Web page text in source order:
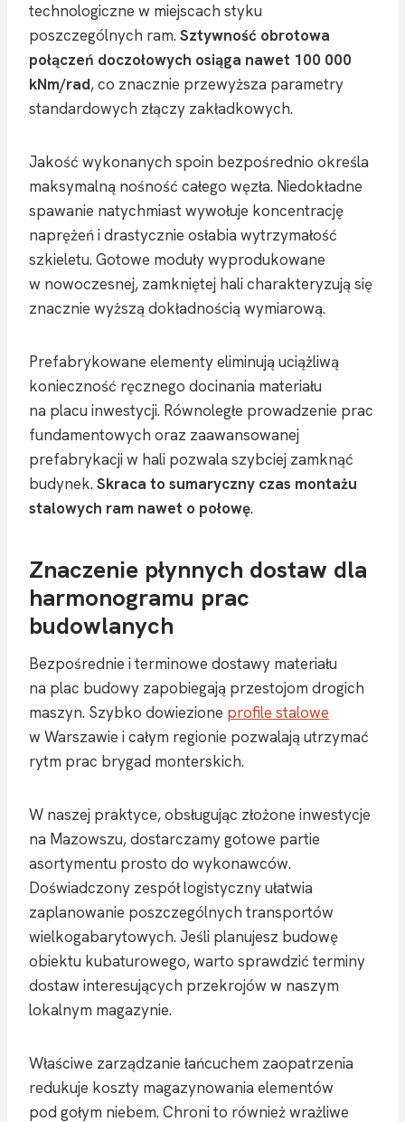
technologiczne w miejscach styku
poszczególnych ram.Sztywność obrotowa
połączeń doczołowych osiąga nawet 100 000
kNm/rad, co znacznie przewyższa parametry
standardowych złączy zakładkowych.
Jakość wykonanych spoin bezpośrednio określa
maksymalną nośność całego węzła. Niedokładne
spawanie natychmiast wywołuje koncentrację
naprężeń i drastycznie osłabia wytrzymałość
szkieletu. Gotowe moduły wyprodukowane
w nowoczesnej, zamkniętej hali charakteryzują się
znacznie wyższą dokładnością wymiarową.
Prefabrykowane elementy eliminują uciążliwą
konieczność ręcznego docinania materiału
na placu inwestycji. Równoległe prowadzenie prac
fundamentowych oraz zaawansowanej
prefabrykacji w hali pozwala szybciej zamknąć
budynek.Skraca to sumaryczny czas montażu
stalowych ram nawet o połowę.
Znaczenie płynnych dostaw dla
harmonogramu prac
budowlanych
Bezpośrednie i terminowe dostawy materiału
na plac budowy zapobiegają przestojom drogich
maszyn. Szybko dowiezione profile stalowe
w Warszawie i całym regionie pozwalają utrzymać
rytm prac brygad monterskich.
W naszej praktyce, obsługując złożone inwestycje
na Mazowszu, dostarczamy gotowe partie
asortymentu prosto do wykonawców.
Doświadczony zespół logistyczny ułatwia
zaplanowanie poszczególnych transportów
wielkogabarytowych. Jeśli planujesz budowę
obiektu kubaturowego, warto sprawdzić terminy
dostaw interesujących przekrojów w naszym
lokalnym magazynie.
Właściwe zarządzanie łańcuchem zaopatrzenia
redukuje koszty magazynowania elementów
pod gołym niebem. Chroni to również wrażliwe